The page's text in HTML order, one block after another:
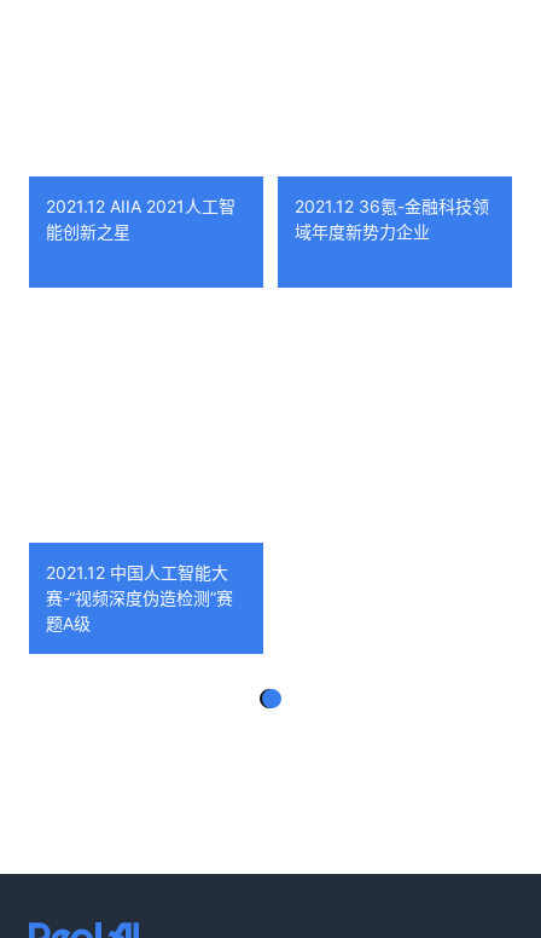
2021.12 AIIA 2021人工智
能创新之星
2021.12 36氪-金融科技领
域年度新势力企业
2021.12 中国人工智能大
赛-“视频深度伪造检测”赛
题A级